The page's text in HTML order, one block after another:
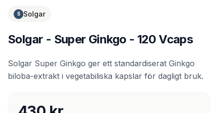
S Solgar
Solgar - Super Ginkgo - 120 Vcaps
Solgar Super Ginkgo ger ett standardiserat Ginkgo
biloba-extrakt i vegetabiliska kapslar för dagligt bruk.